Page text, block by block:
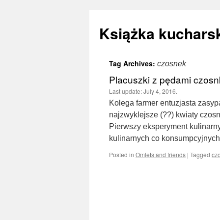
Książka
Skip
content
Tag Archives: czosnek
Placuszki z pędami
Last update:July 4, 2016.
Kolega farmer entuzjasta
najzwyklejsze (??) kwiaty
Pierwszy eksperyment
kulinarnych co
Posted in Omlets and friends | Tagged